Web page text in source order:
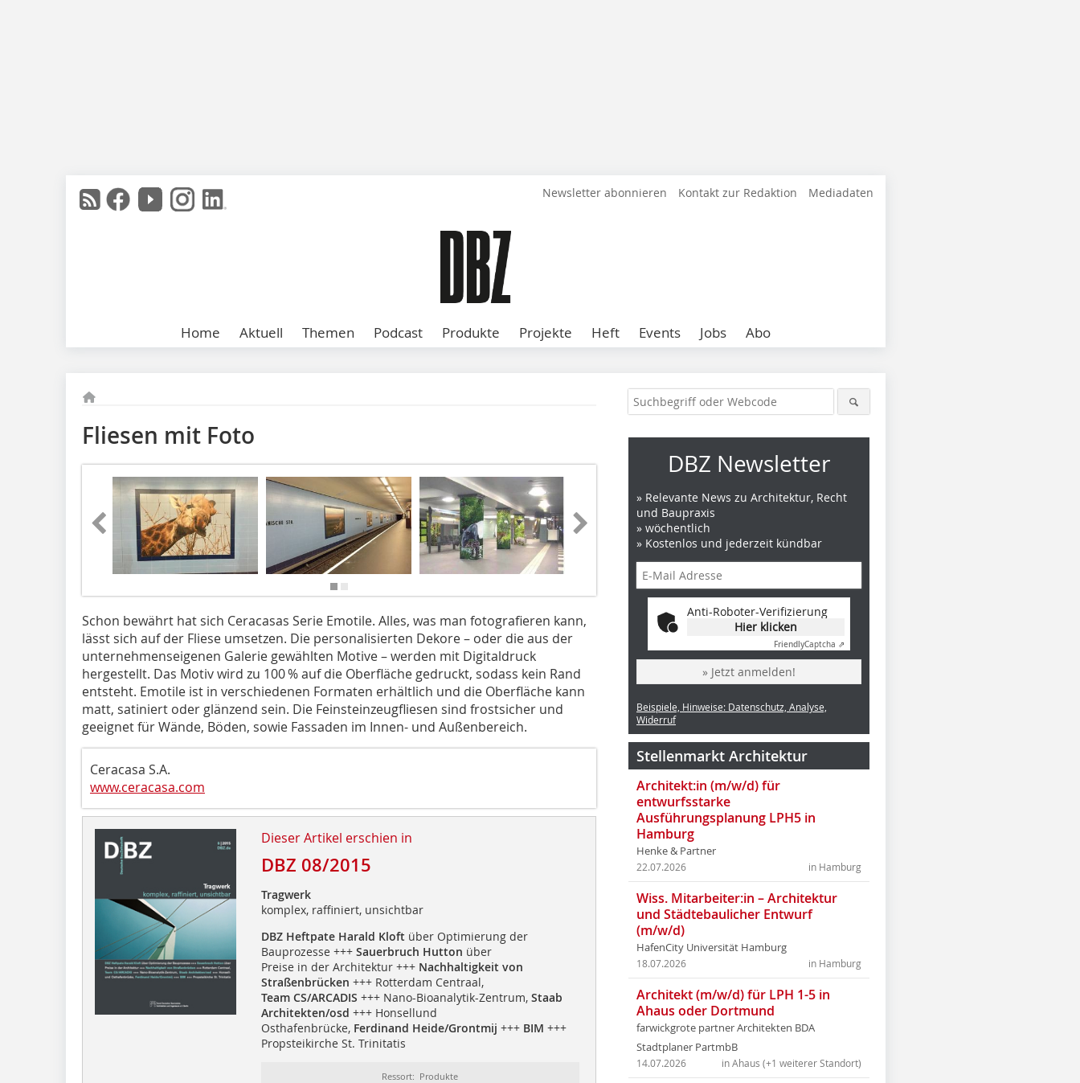
Newsletter abonnieren Kontakt zur Redaktion Mediadaten
Home Aktuell Themen Podcast Produkte Projekte Heft Events Jobs Abo
Fliesen mit Foto
Schon bewährt hat sich Ceracasas Serie Emotile. Alles, was man fotografieren kann,
lässt sich auf der Fliese umsetzen. Die personalisierten Dekore – oder die aus der
unternehmenseigenen Galerie gewählten Motive – werden mit Digitaldruck
hergestellt. Das Motiv wird zu 100 % auf die Oberfläche gedruckt, sodass kein Rand
entsteht. Emotile ist in verschiedenen Formaten erhältlich und die Oberfläche kann
matt, satiniert oder glänzend sein. Die Feinsteinzeugfliesen sind frostsicher und
geeignet für Wände, Böden, sowie Fassaden im Innen- und Außenbereich.
Ceracasa S.A.
www.ceracasa.com
Dieser Artikel erschien in
DBZ 08/2015
Tragwerk
komplex, raffiniert, unsichtbar
DBZ Heftpate Harald Kloft über Optimierung der
Bauprozesse +++ Sauerbruch Hutton über
Preise in der Architektur +++ Nachhaltigkeit von
Straßenbrücken +++ Rotterdam Centraal,
Team CS/ARCADIS +++ Nano-Bioanalytik-Zentrum,Staab
Architekten/osd +++ Honsellund
Osthafenbrücke, Ferdinand Heide/Grontmij +++ BIM +++
Propsteikirche St. Trinitatis
Ressort: Produkte
DBZ Newsletter
» Relevante News zu Architektur, Recht
und Baupraxis
» wöchentlich
» Kostenlos und jederzeit kündbar
Anti-Roboter-Verifizierung
Hier klicken
FriendlyCaptcha ⇗
» Jetzt anmelden!
Beispiele, Hinweise: Datenschutz, Analyse,
Widerruf
Stellenmarkt Architektur
Architekt:in (m/w/d) für
entwurfsstarke
Ausführungsplanung LPH5 in
Hamburg
Henke & Partner
in Hamburg
22.07.2026
Wiss. Mitarbeiter:in – Architektur
und Städtebaulicher Entwurf
(m/w/d)
HafenCity Universität Hamburg
in Hamburg
18.07.2026
Architekt (m/w/d) für LPH 1-5 in
Ahaus oder Dortmund
farwickgrote partner Architekten BDA
Stadtplaner PartmbB
in Ahaus (+1 weiterer Standort)
14.07.2026